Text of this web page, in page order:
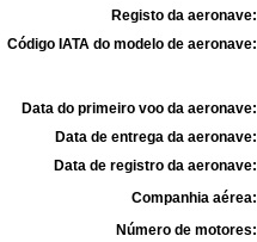
Registo da aeronave:
Código IATA do modelo de aeronave:
Data do primeiro voo da aeronave:
Data de entrega da aeronave:
Data de registro da aeronave:
Companhia aérea:
Número de motores: